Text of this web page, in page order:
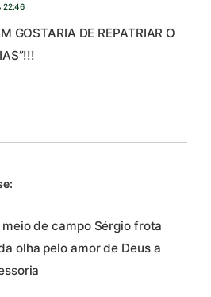
22:46
GOSTARIA DE REPATRIAR O
de campo Sérgio frota
olha pelo amor de Deus a